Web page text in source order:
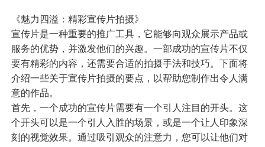
《魅力四溢：精彩宣传片拍摄》
宣传片是一种重要的推广工具，它能够向观众展示产品或
服务的优势，并激发他们的兴趣。一部成功的宣传片不仅
要有精彩的内容，还需要合适的拍摄手法和技巧。下面将
介绍一些关于宣传片拍摄的要点，以帮助您制作出令人满
意的作品。
首先，一个成功的宣传片需要有一个引人注目的开头。这
个开头可以是一个引人入胜的场景，或是一个让人印象深
刻的视觉效果。通过吸引观众的注意力，您可以让他们对